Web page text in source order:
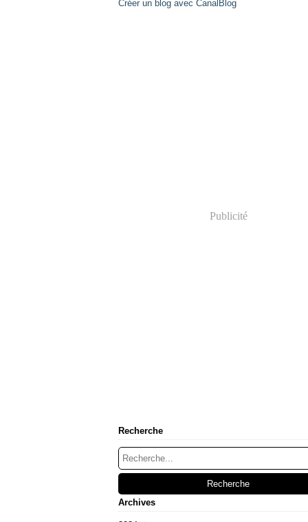
Créer un blog avec CanalBlog
Publicité
Recherche
Archives